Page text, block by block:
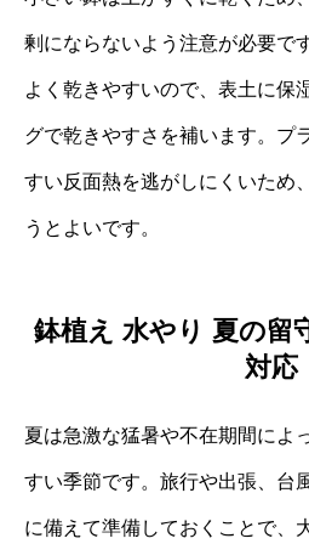
剰にならないよう注意が必要で
よく乾きやすいので、表土に保
グで乾きやすさを補います。プ
すい反面熱を逃がしにくいため
うとよいです。
鉢植え 水やり 夏の留
対応
夏は急激な猛暑や不在期間によ
すい季節です。旅行や出張、台
に備えて準備しておくことで、